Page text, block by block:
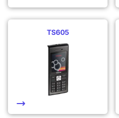
TS605